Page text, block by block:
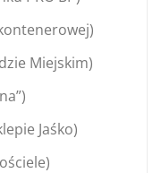
Miejskim)
Jaśko)